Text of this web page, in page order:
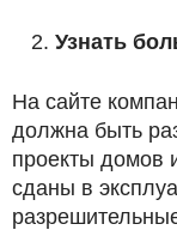
Узнать
На сайте
должна быть
проекты домов
сданы в